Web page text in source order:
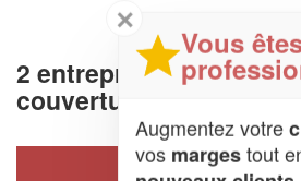
2 entreprises de
couverture à Chanas
✕
Vous
Augmentez votre
vos margestout